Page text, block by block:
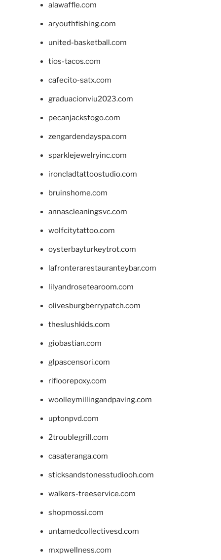
alawaffle.com
aryouthfishing.com
united-basketball.com
tios-tacos.com
cafecito-satx.com
graduacionviu2023.com
pecanjackstogo.com
zengardendayspa.com
sparklejewelryinc.com
ironcladtattoostudio.com
bruinshome.com
annascleaningsvc.com
wolfcitytattoo.com
oysterbayturkeytrot.com
lafronterarestauranteybar.com
lilyandrosetearoom.com
olivesburgberrypatch.com
theslushkids.com
giobastian.com
glpascensori.com
rifloorepoxy.com
woolleymillingandpaving.com
uptonpvd.com
2troublegrill.com
casateranga.com
sticksandstonesstudiooh.com
walkers-treeservice.com
shopmossi.com
untamedcollectivesd.com
mxpwellness.com